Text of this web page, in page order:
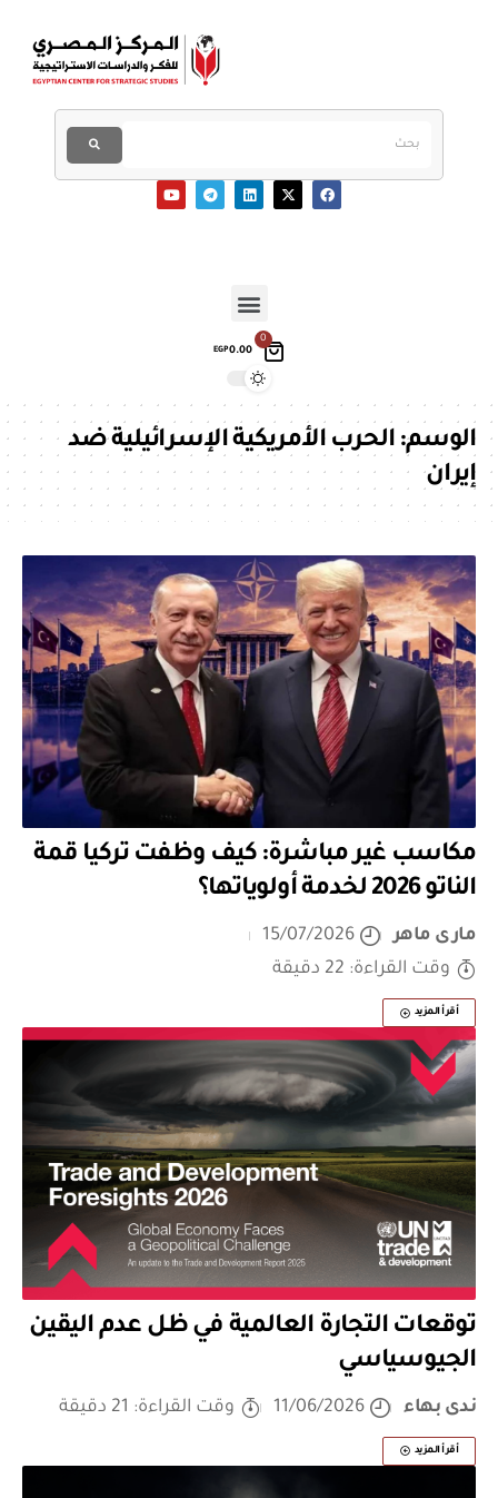
0
EGP0.00
الوسم:الحرب الأمريكية الإسرائيلية ضد
إيران
مكاسب غير مباشرة: كيف وظفت تركيا قمة
الناتو 2026 لخدمة أولوياتها؟
مارى ماهر
15/07/2026
وقت القراءة: 22 دقيقة
أقرأ المزيد
توقعات التجارة العالمية في ظل عدم اليقين
الجيوسياسي
ندى بهاء 11/06/2026 وقت القراءة: 21 دقيقة
أقرأ المزيد